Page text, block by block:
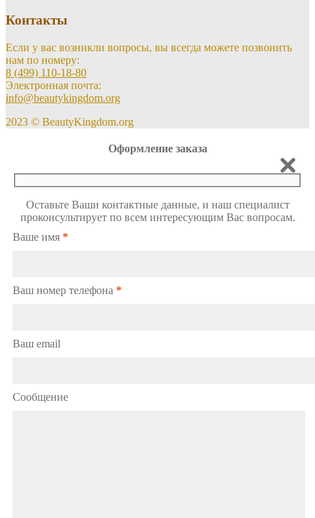
Контакты
Если у вас возникли вопросы, вы всегда можете позвонить
нам по номеру:
8 (499) 110-18-80
Электронная почта:
info@beautykingdom.org
2023 © BeautyKingdom.org
Оформление заказа
Оставьте Ваши контактные данные, и наш специалист
проконсультирует по всем интересующим Вас вопросам.
Ваше имя *
Ваш номер телефона *
Ваш email
Сообщение